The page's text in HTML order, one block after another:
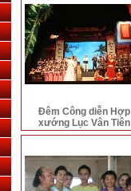
Đêm Công diễn Hợp
xướng Lục Vân Tiên